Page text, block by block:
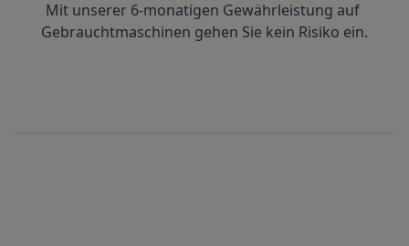
Mit unserer 6-monatigen Gewährleistung auf
Gebrauchtmaschinen gehen Sie kein Risiko ein.